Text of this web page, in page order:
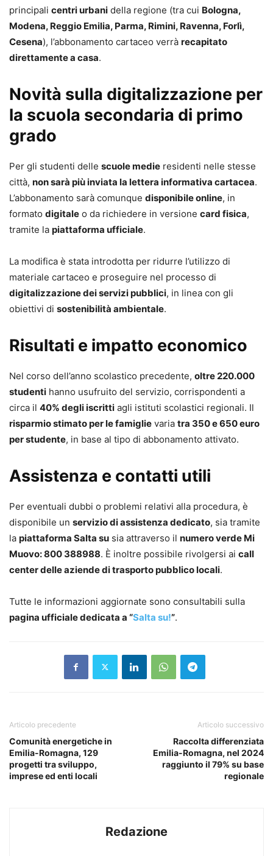
principali centri urbani della regione (tra cui Bologna,
Modena, Reggio Emilia, Parma, Rimini, Ravenna, Forlì,
Cesena), l’abbonamento cartaceo verrà recapitato
direttamente a casa.
Novità sulla digitalizzazione per
la scuola secondaria di primo
grado
Per gli studenti delle scuole medie residenti nelle stesse
città, non sarà più inviata la lettera informativa cartacea.
L’abbonamento sarà comunque disponibile online, in
formato digitale o da richiedere in versione card fisica,
tramite la piattaforma ufficiale.
La modifica è stata introdotta per ridurre l’utilizzo di
materiale cartaceo e proseguire nel processo di
digitalizzazione dei servizi pubblici, in linea con gli
obiettivi di sostenibilità ambientale.
Risultati e impatto economico
Nel corso dell’anno scolastico precedente, oltre 220.000
studenti hanno usufruito del servizio, corrispondenti a
circa il 40% degli iscritti agli istituti scolastici regionali. Il
risparmio stimato per le famiglie varia tra 350 e 650 euro
per studente, in base al tipo di abbonamento attivato.
Assistenza e contatti utili
Per eventuali dubbi o problemi relativi alla procedura, è
disponibile un servizio di assistenza dedicato, sia tramite
la piattaforma Salta su sia attraverso il numero verde Mi
Muovo: 800 388988. È inoltre possibile rivolgersi ai call
center delle aziende di trasporto pubblico locali.
Tutte le informazioni aggiornate sono consultabili sulla
pagina ufficiale dedicata a “Salta su!”.
Articolo precedente
Comunità energetiche in
Emilia-Romagna, 129
progetti tra sviluppo,
imprese ed enti locali
Articolo successivo
Raccolta differenziata
Emilia-Romagna, nel 2024
raggiunto il 79% su base
regionale
Redazione